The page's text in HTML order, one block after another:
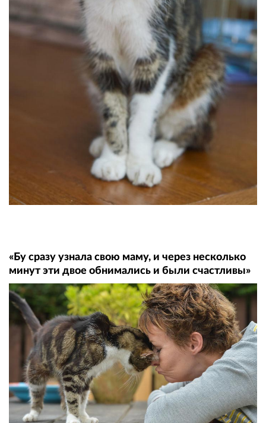
«Бу сразу узнала свою маму, и через несколько
минут эти двое обнимались и были счастливы»